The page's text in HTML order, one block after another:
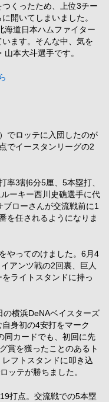
くったため、上位3チー
開いてしまいました。
海道日本ハムファイター
ます。そんな中、気を
本大斗選手です。
でロッテに入団したのが
でイースタンリーグの2
3割6分5厘、5本塁打、
ーキー西川史礁選手に代
ローさんが交流戦前に1
を任されるようになりま
やってのけました。6月4
アンツ戦の2回裏、巨人
ライトスタンドに持っ
横浜DeNAベイスターズ
身初の4安打をマーク
同カードでも、初回に先
賞を獲ったことのあるト
フトスタンドに叩き込
ッテが勝ちました。
打点。交流戦での5本塁